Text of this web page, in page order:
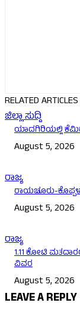
RELATED ARTICLES
ಜಿಲ್ಲಾ ಸುದ್ದಿ
ಯಾದಗಿರಿಯಲ್ಲಿ
August 5, 2026
ರಾಜ್ಯ
ರಾಯಚೂರು-
August 5, 2026
ರಾಜ್ಯ
1.11 ಕೋಟಿ
ವಿವರ
August 5, 2026
LEAVE A REPLY